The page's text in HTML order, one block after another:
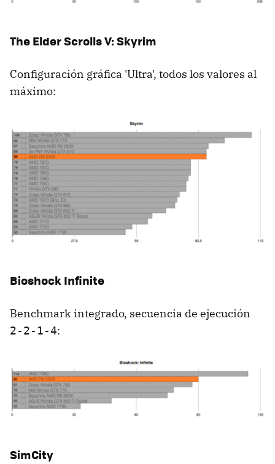
The Elder Scrolls V: Skyrim
Configuración gráfica 'Ultra', todos los valores al
máximo:
Bioshock Infinite
Benchmark integrado, secuencia de ejecución
2-2-1-4:
SimCity